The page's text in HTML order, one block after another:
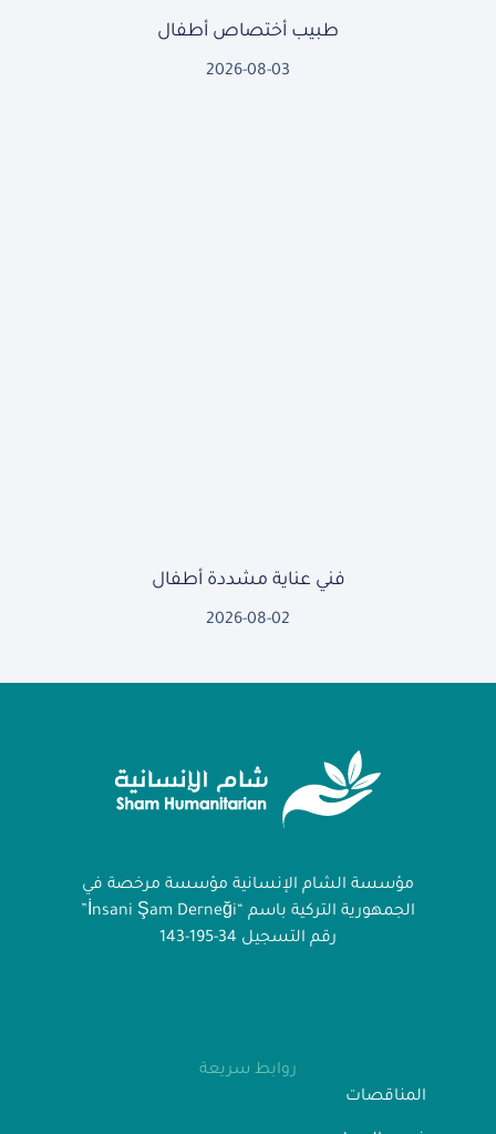
طبيب أختصاص أطفال
2026-08-03
فني عناية مشددة أطفال
2026-08-02
مؤسسة الشام الإنسانية مؤسسة مرخصة في
الجمهورية التركية باسم “İnsani Şam Derneği”
رقم التسجيل 34-195-143
روابط سريعة
المناقصات